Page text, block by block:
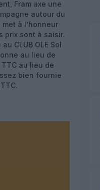
Fram axe une
autour du
à l’honneur
prix sont à saisir.
CLUB OLE Sol
au lieu de
au lieu de
bien fournie